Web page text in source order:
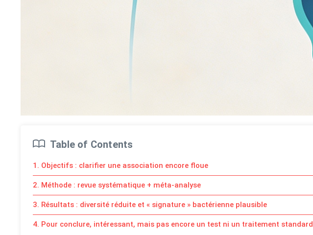
Table of Contents
1. Objectifs : clarifier une association encore floue
2. Méthode : revue systématique + méta-analyse
3. Résultats : diversité réduite et « signature » bactérienne plausible
4. Pour conclure, intéressant, mais pas encore un test ni un traitement standard